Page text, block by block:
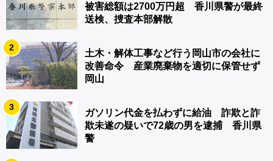
被害総額は2700万円超 香川県警が最終
送検、捜査本部解散
2
土木・解体工事など行う岡山市の会社に
改善命令 産業廃棄物を適切に保管せず
岡山
3
ガソリン代金を払わずに給油 詐欺と詐
欺未遂の疑いで72歳の男を逮捕 香川県
警